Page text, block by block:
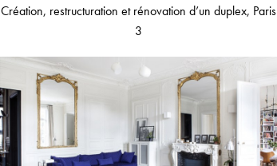
Création, restructuration et rénovation d’un duplex, Paris
3